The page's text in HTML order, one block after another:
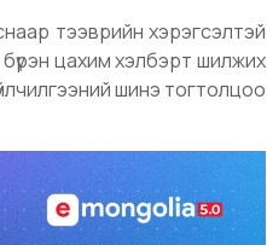
тээврийн хэрэгсэлтэй
цахим хэлбэрт шилжих
шинэ тогтолцоо